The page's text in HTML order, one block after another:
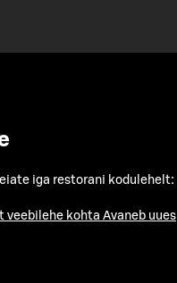
iga restorani kodulehelt:
veebilehe kohta Avaneb uues